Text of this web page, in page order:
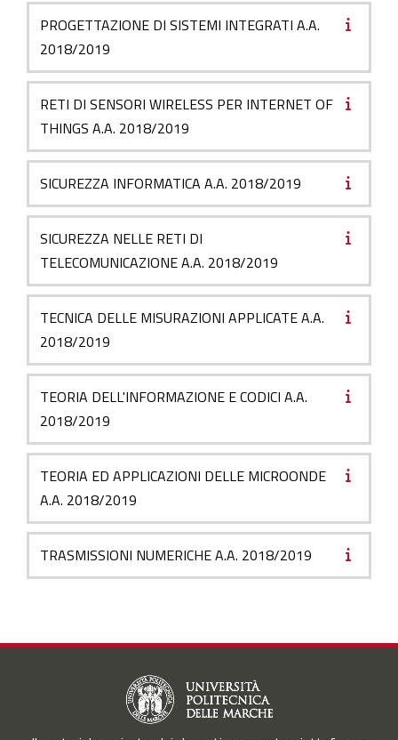
PROGETTAZIONE DI SISTEMI INTEGRATI A.A.
2018/2019
RETI DI SENSORI WIRELESS PER INTERNET OF
THINGS A.A. 2018/2019
SICUREZZA INFORMATICA A.A. 2018/2019
SICUREZZA NELLE RETI DI
TELECOMUNICAZIONE A.A. 2018/2019
TECNICA DELLE MISURAZIONI APPLICATE A.A.
2018/2019
TEORIA DELL'INFORMAZIONE E CODICI A.A.
2018/2019
TEORIA ED APPLICAZIONI DELLE MICROONDE
A.A. 2018/2019
TRASMISSIONI NUMERICHE A.A. 2018/2019